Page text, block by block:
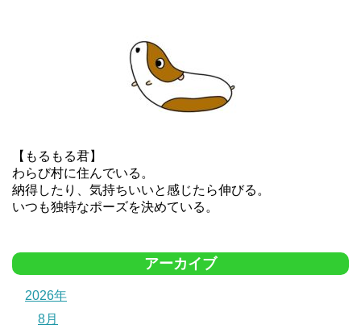
【もるもる君】
わらび村に住んでいる。
納得したり、気持ちいいと感じたら伸びる。
いつも独特なポーズを決めている。
アーカイブ
2026年
8月